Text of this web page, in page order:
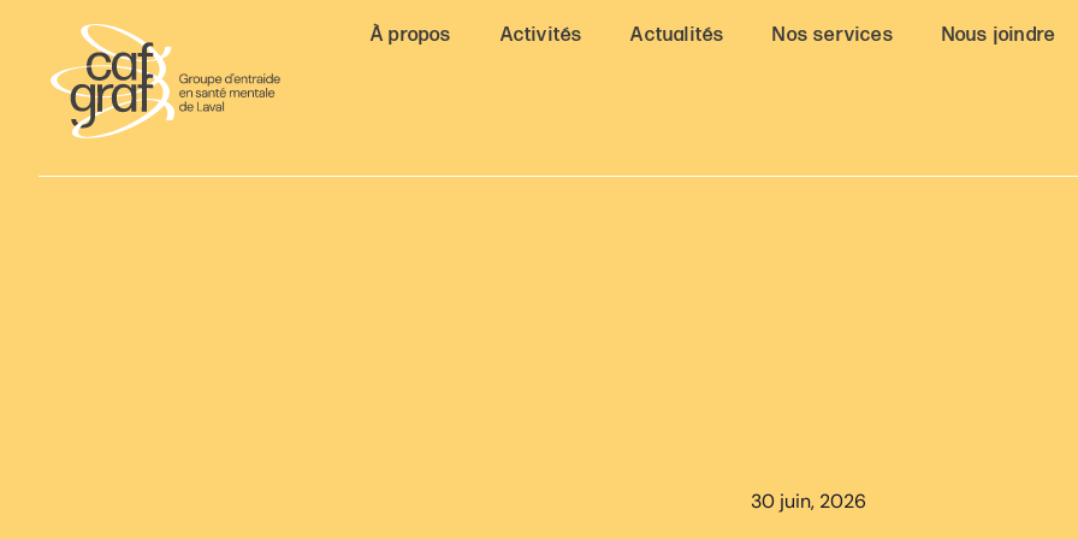
À propos Activités Actualités Nos services Nous joindre
30 juin, 2026